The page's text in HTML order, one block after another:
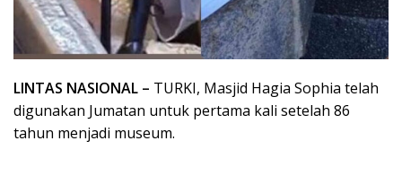
LINTAS NASIONAL – TURKI, Masjid Hagia Sophia telah
digunakan Jumatan untuk pertama kali setelah 86
tahun menjadi museum.